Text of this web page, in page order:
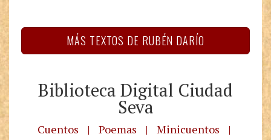
MÁS TEXTOS DE RUBÉN DARÍO
Biblioteca Digital Ciudad
Seva
Cuentos | Poemas | Minicuentos
|